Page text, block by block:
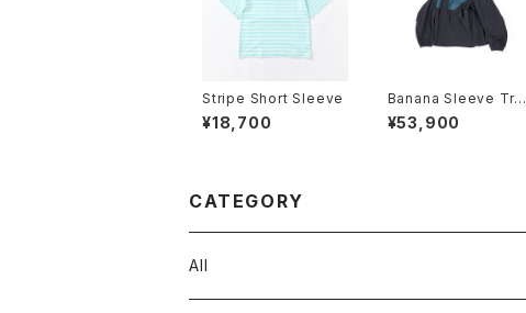
Stripe Short Sleeve
¥18,700
Banana Sleeve Trac
k Jacket
¥53,900
CATEGORY
All